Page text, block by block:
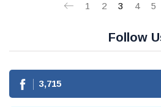
1 2 3 4 5
Follow
3,715